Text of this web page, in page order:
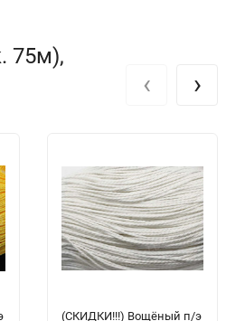
75м),
(СКИДКИ!!!) Вощёный п/э
‹ ›